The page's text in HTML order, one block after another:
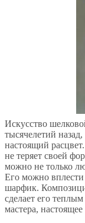
Искусство
тысячелетий
настоящий
не теряет своей
можно не только
Его можно вплести
шарфик.
сделает его
мастера,